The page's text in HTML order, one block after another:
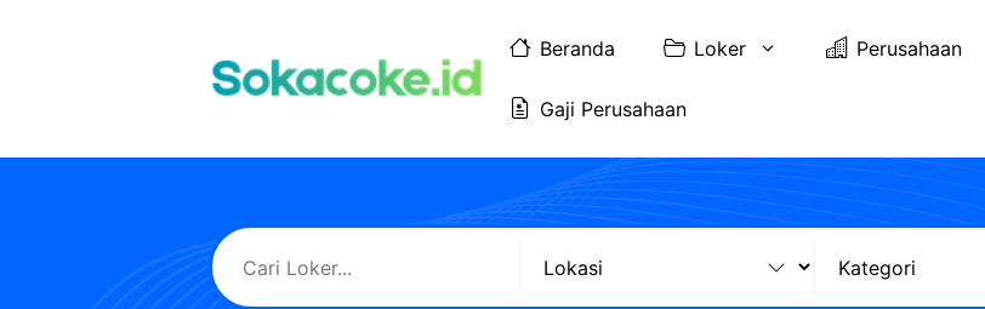
Beranda Loker Perusahaan
Gaji Perusahaan